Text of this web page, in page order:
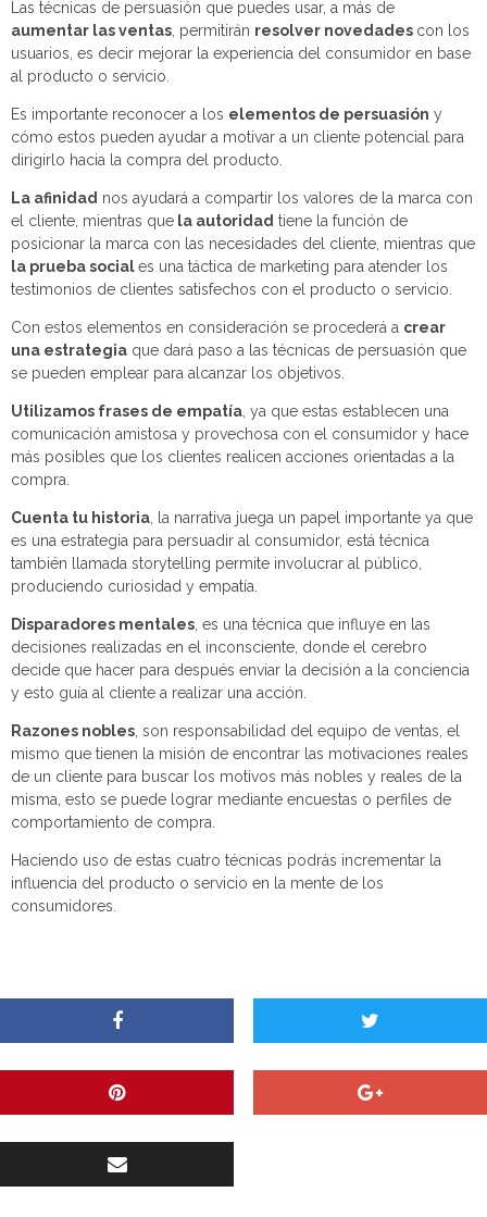
Las técnicas de persuasión que puedes usar, a más de
aumentar las ventas , permitirán resolver novedades con los
usuarios, es decir mejorar la experiencia del consumidor en base
al producto o servicio.
Es importante reconocer a los elementos de persuasión y
cómo estos pueden ayudar a motivar a un cliente potencial para
dirigirlo hacia la compra del producto.
La afinidad nos ayudará a compartir los valores de la marca con
el cliente, mientras que la autoridad tiene la función de
posicionar la marca con las necesidades del cliente, mientras que
la prueba sociales una táctica de marketing para atender los
testimonios de clientes satisfechos con el producto o servicio.
Con estos elementos en consideración se procederá a crear
una estrategia que dará paso a las técnicas de persuasión que
se pueden emplear para alcanzar los objetivos.
Utilizamos frases de empatía , ya que estas establecen una
comunicación amistosa y provechosa con el consumidor y hace
más posibles que los clientes realicen acciones orientadas a la
compra.
Cuenta tu historia , la narrativa juega un papel importante ya que
es una estrategia para persuadir al consumidor, está técnica
también llamada storytelling permite involucrar al público,
produciendo curiosidad y empatía.
Disparadores mentales , es una técnica que influye en las
decisiones realizadas en el inconsciente, donde el cerebro
decide que hacer para después enviar la decisión a la conciencia
y esto guía al cliente a realizar una acción.
Razones nobles , son responsabilidad del equipo de ventas, el
mismo que tienen la misión de encontrar las motivaciones reales
de un cliente para buscar los motivos más nobles y reales de la
misma, esto se puede lograr mediante encuestas o perfiles de
comportamiento de compra.
Haciendo uso de estas cuatro técnicas podrás incrementar la
influencia del producto o servicio en la mente de los
consumidores.